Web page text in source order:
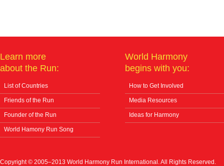
Learn more
about the Run:
List of Countries
Friends of the Run
Founder of the Run
World Hamony Run Song
World Harmony
begins with you:
How to Get Involved
Media Resources
Ideas for Harmony
Copyright © 2005–2013 World Harmony Run International. All Rights Reserved.